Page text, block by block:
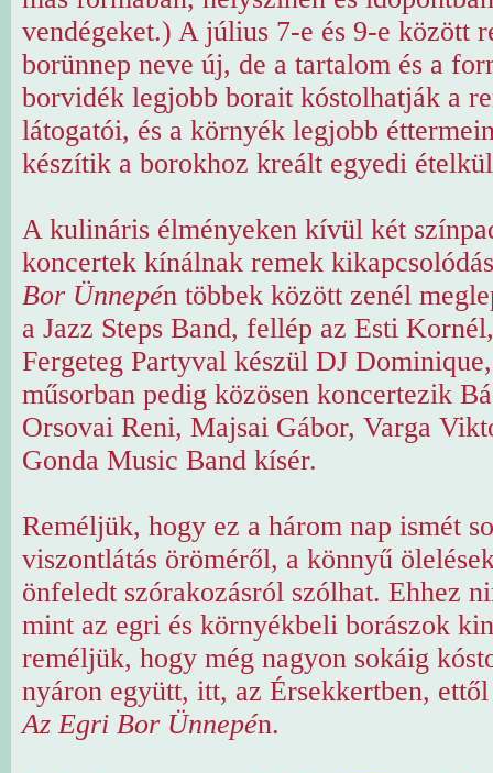
vendégeket.) A július 7-e és 9-e között
borünnep neve új, de a tartalom és a
borvidék legjobb borait kóstolhatják a
látogatói, és a környék legjobb
készítik a borokhoz kreált egyedi
A kulináris élményeken kívül két
koncertek kínálnak remek
Bor Ünnepén többek között zenél
a Jazz Steps Band, fellép az Esti
Fergeteg Partyval készül DJ
műsorban pedig közösen koncertezik
Orsovai Reni, Majsai Gábor, Varga
Gonda Music Band kísér.
Reméljük, hogy ez a három nap ismét
viszontlátás öröméről, a könnyű
önfeledt szórakozásról szólhat. Ehhez
mint az egri és környékbeli borászok
reméljük, hogy még nagyon sokáig
nyáron együtt, itt, az Érsekkertben,
Az Egri Bor Ünnepén.